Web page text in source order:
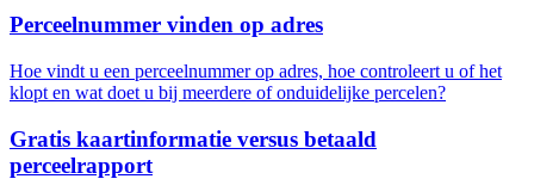
Perceelnummer vinden op adres
Hoe vindt u een perceelnummer op adres, hoe controleert u of het
klopt en wat doet u bij meerdere of onduidelijke percelen?
Gratis kaartinformatie versus betaald
perceelrapport